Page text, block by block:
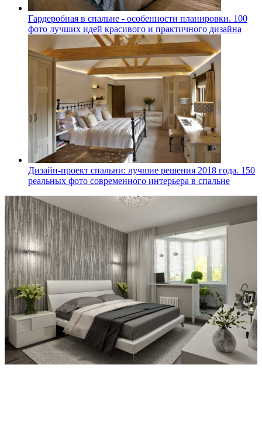
Гардеробная в спальне - особенности планировки. 100
фото лучших идей красивого и практичного дизайна
Дизайн-проект спальни: лучшие решения 2018 года. 150
реальных фото современного интерьера в спальне